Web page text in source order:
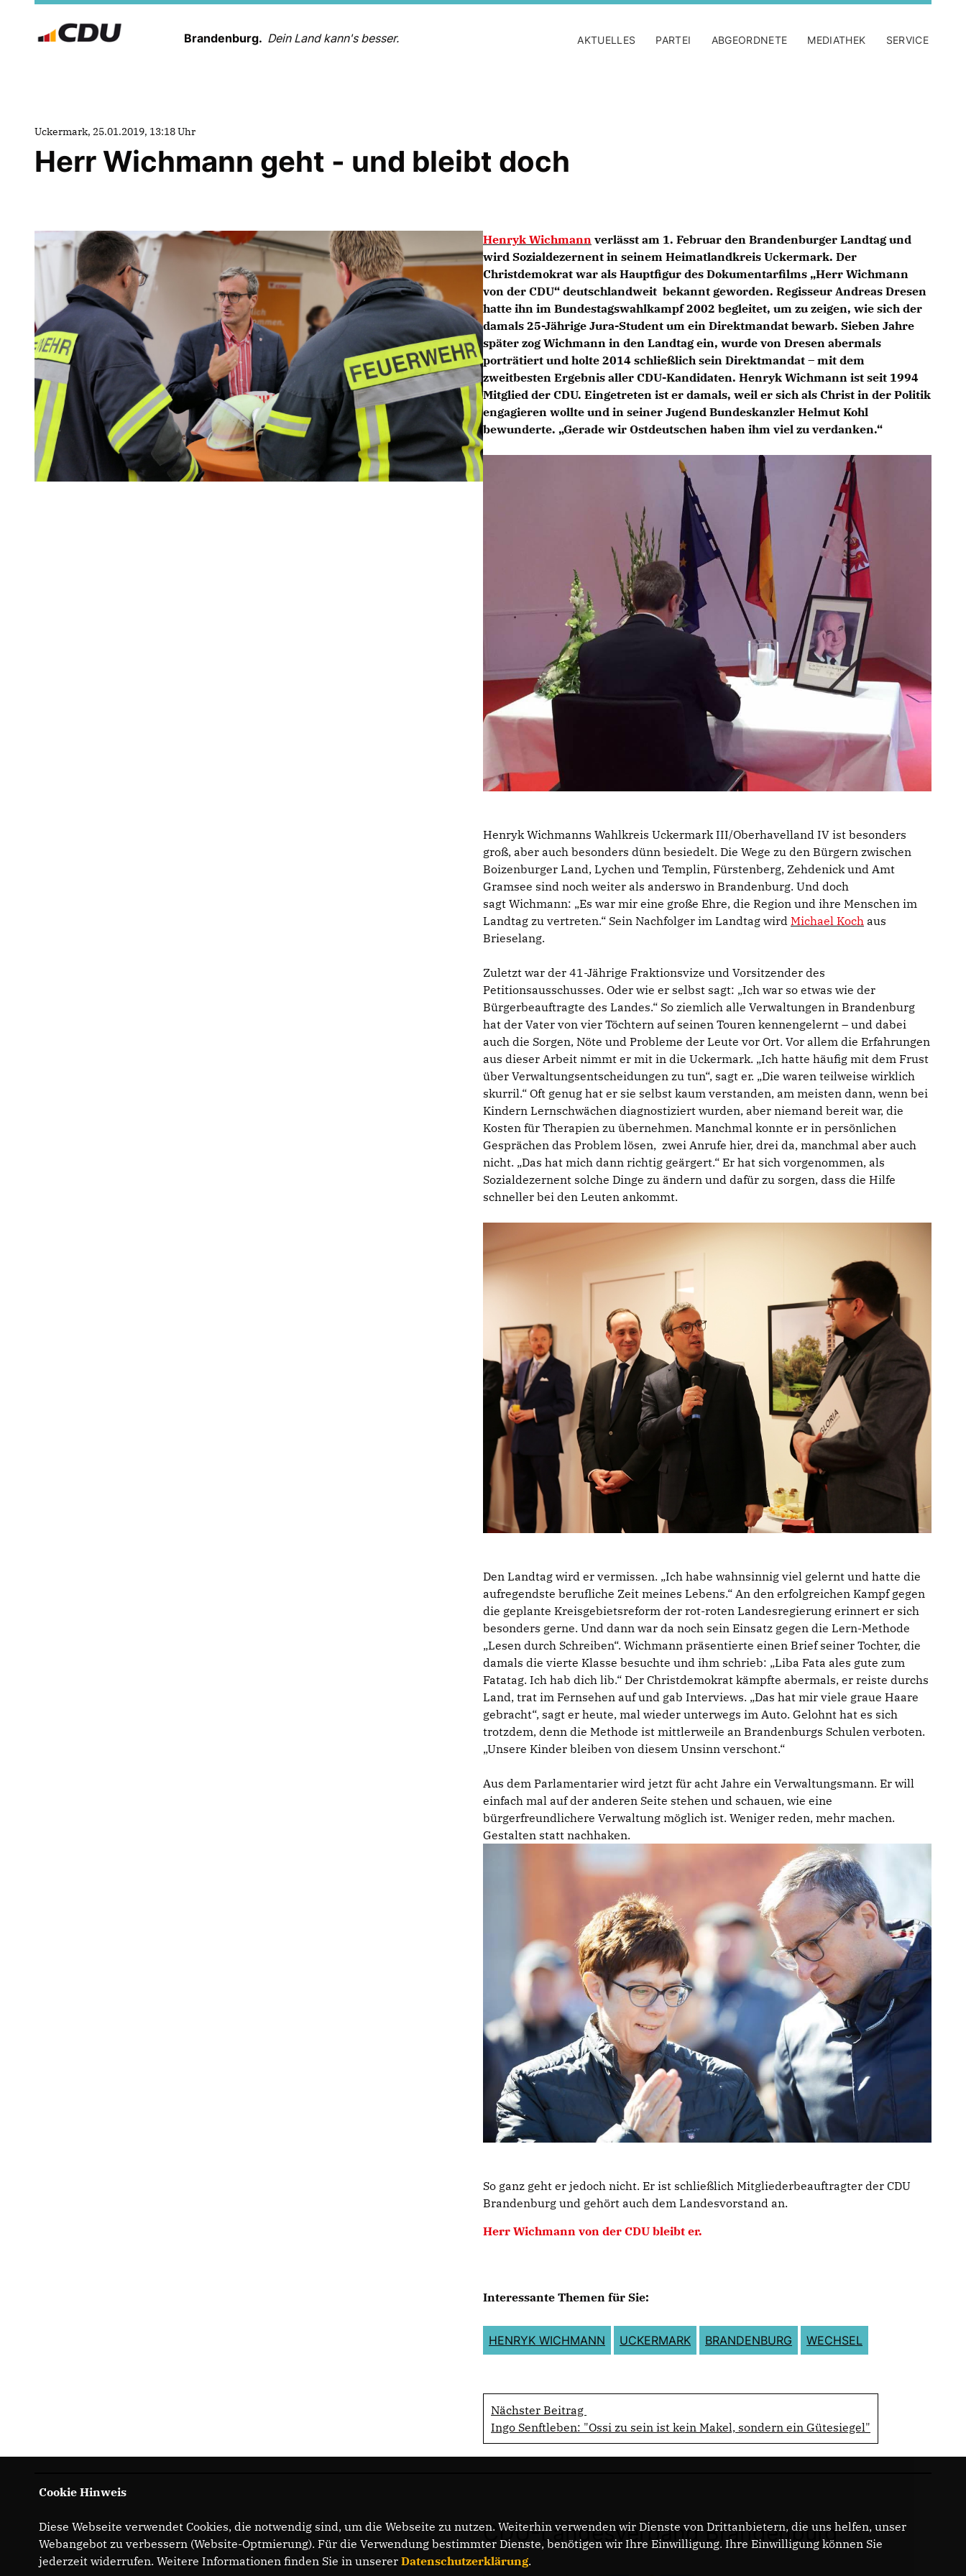
Brandenburg. Dein Land kann's besser. AKTUELLES PARTEI ABGEORDNETE MEDIATHEK SERVICE
Uckermark, 25.01.2019, 13:18 Uhr
Herr Wichmann geht - und bleibt doch
Henryk Wichmann verlässt am 1. Februar den Brandenburger Landtag und
wird Sozialdezernent in seinem Heimatlandkreis Uckermark. Der
Christdemokrat war als Hauptfigur des Dokumentarfilms „Herr Wichmann
von der CDU“ deutschlandweit bekannt geworden. Regisseur Andreas Dresen
hatte ihn im Bundestagswahlkampf 2002 begleitet, um zu zeigen, wie sich der
damals 25-Jährige Jura-Student um ein Direktmandat bewarb. Sieben Jahre
später zog Wichmann in den Landtag ein, wurde von Dresen abermals
porträtiert und holte 2014 schließlich sein Direktmandat – mit dem
zweitbesten Ergebnis aller CDU-Kandidaten. Henryk Wichmann ist seit 1994
Mitglied der CDU. Eingetreten ist er damals, weil er sich als Christ in der Politik
engagieren wollte und in seiner Jugend Bundeskanzler Helmut Kohl
bewunderte. „Gerade wir Ostdeutschen haben ihm viel zu verdanken.“
Henryk Wichmanns Wahlkreis Uckermark III/Oberhavelland IV ist besonders
groß, aber auch besonders dünn besiedelt. Die Wege zu den Bürgern zwischen
Boizenburger Land, Lychen und Templin, Fürstenberg, Zehdenick und Amt
Gramsee sind noch weiter als anderswo in Brandenburg. Und doch
sagt Wichmann: „Es war mir eine große Ehre, die Region und ihre Menschen im
Landtag zu vertreten.“ Sein Nachfolger im Landtag wird Michael Koch aus
Brieselang.
Zuletzt war der 41-Jährige Fraktionsvize und Vorsitzender des
Petitionsausschusses. Oder wie er selbst sagt: „Ich war so etwas wie der
Bürgerbeauftragte des Landes.“ So ziemlich alle Verwaltungen in Brandenburg
hat der Vater von vier Töchtern auf seinen Touren kennengelernt – und dabei
auch die Sorgen, Nöte und Probleme der Leute vor Ort. Vor allem die Erfahrungen
aus dieser Arbeit nimmt er mit in die Uckermark. „Ich hatte häufig mit dem Frust
über Verwaltungsentscheidungen zu tun“, sagt er. „Die waren teilweise wirklich
skurril.“ Oft genug hat er sie selbst kaum verstanden, am meisten dann, wenn bei
Kindern Lernschwächen diagnostiziert wurden, aber niemand bereit war, die
Kosten für Therapien zu übernehmen. Manchmal konnte er in persönlichen
Gesprächen das Problem lösen, zwei Anrufe hier, drei da, manchmal aber auch
nicht. „Das hat mich dann richtig geärgert.“ Er hat sich vorgenommen, als
Sozialdezernent solche Dinge zu ändern und dafür zu sorgen, dass die Hilfe
schneller bei den Leuten ankommt.
Den Landtag wird er vermissen. „Ich habe wahnsinnig viel gelernt und hatte die
aufregendste berufliche Zeit meines Lebens.“ An den erfolgreichen Kampf gegen
die geplante Kreisgebietsreform der rot-roten Landesregierung erinnert er sich
besonders gerne. Und dann war da noch sein Einsatz gegen die Lern-Methode
Lesen durch Schreiben“. Wichmann präsentierte einen Brief seiner Tochter, die
damals die vierte Klasse besuchte und ihm schrieb: „Liba Fata ales gute zum
Fatatag. Ich hab dich lib.“ Der Christdemokrat kämpfte abermals, er reiste durchs
Land, trat im Fernsehen auf und gab Interviews. „Das hat mir viele graue Haare
gebracht“, sagt er heute, mal wieder unterwegs im Auto. Gelohnt hat es sich
trotzdem, denn die Methode ist mittlerweile an Brandenburgs Schulen verboten.
Unsere Kinder bleiben von diesem Unsinn verschont.“
Aus dem Parlamentarier wird jetzt für acht Jahre ein Verwaltungsmann. Er will
einfach mal auf der anderen Seite stehen und schauen, wie eine
bürgerfreundlichere Verwaltung möglich ist. Weniger reden, mehr machen.
Gestalten statt nachhaken.
So ganz geht er jedoch nicht. Er ist schließlich Mitgliederbeauftragter der CDU
Brandenburg und gehört auch dem Landesvorstand an.
Herr Wichmann von der CDU bleibt er.
Interessante Themen für Sie:
HENRYK WICHMANN UCKERMARK BRANDENBURG WECHSEL
Nächster Beitrag
Ingo Senftleben: "Ossi zu sein ist kein Makel, sondern ein Gütesiegel"
CDU-Landesverband Brandenburg
Cookie Hinweis
Diese Webseite verwendet Cookies, die notwendig sind, um die Webseite zu nutzen. Weiterhin verwenden wir Dienste von Drittanbietern, die uns helfen, unser
Webangebot zu verbessern (Website-Optmierung). Für die Verwendung bestimmter Dienste, benötigen wir Ihre Einwilligung. Ihre Einwilligung können Sie
jederzeit widerrufen. Weitere Informationen finden Sie in unserer Datenschutzerklärung.